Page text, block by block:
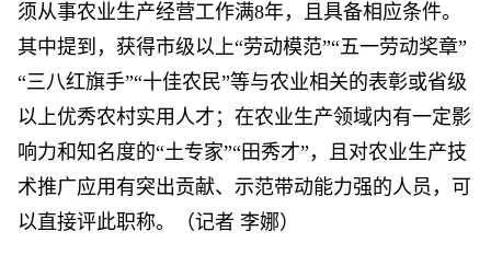
须从事农业生产经营工作满8年，且具备相应条件。
其中提到，获得市级以上“劳动模范”“五一劳动奖章”
“三八红旗手”“十佳农民”等与农业相关的表彰或省级
以上优秀农村实用人才；在农业生产领域内有一定影
响力和知名度的“土专家”“田秀才”，且对农业生产技
术推广应用有突出贡献、示范带动能力强的人员，可
以直接评此职称。（记者 李娜）